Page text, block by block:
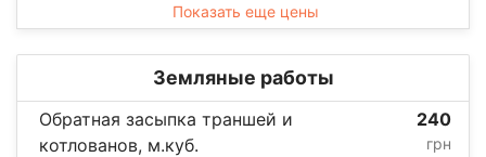
Показать еще цены
Земляные работы
Обратная засыпка траншей и
котлованов, м.куб.
240
грн